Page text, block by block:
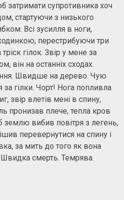
затримати супротивника хоч
стартуючи з низького
Всі зусилля в ноги,
перестрибуючи три
гілок. Звір у мене за
він на останніх сходах.
Швидше на дерево. Чую
гілки. Чорт! Нога попливла
звір влетів мені в спину,
пронизав плече, тепла кров
землю вибив повітря з легень,
перевернутися на спину і
за мить до того як вона
Швидка смерть. Темрява.